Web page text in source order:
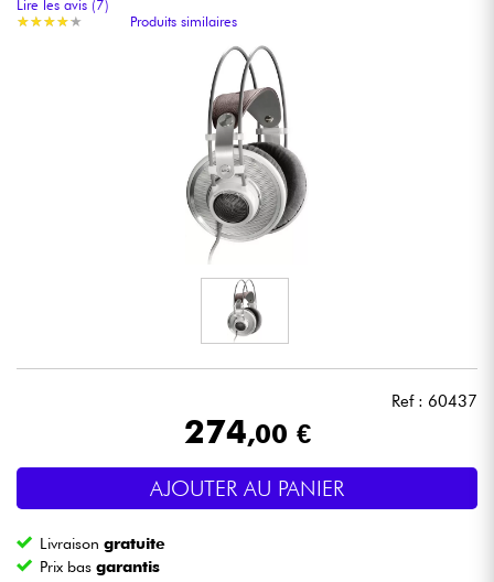
Amplis & Effets
Synthés & Sampleurs
Batteries & Percu
★★★★★
★★★★★
Lire les avis (7)
Produits similaires
Ref : 60437
274,00 €
AJOUTER AU PANIER
Livraisongratuite
Prix basgarantis